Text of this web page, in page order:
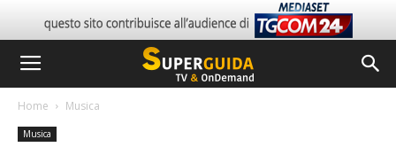
Home Musica
Musica